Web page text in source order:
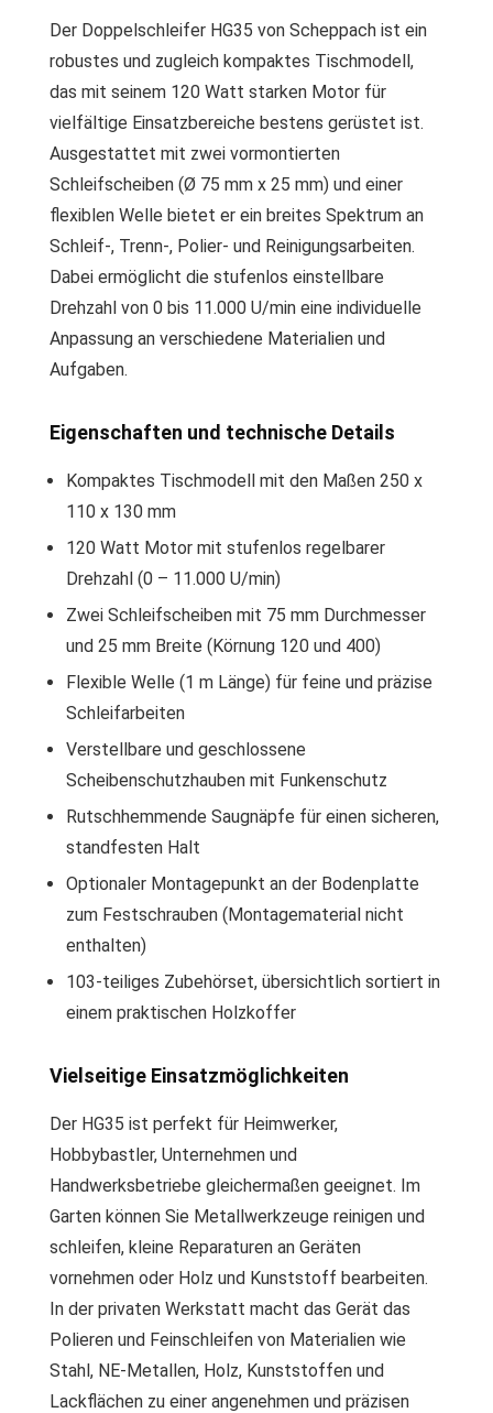
Der Doppelschleifer HG35 von Scheppach ist ein
robustes und zugleich kompaktes Tischmodell,
das mit seinem 120 Watt starken Motor für
vielfältige Einsatzbereiche bestens gerüstet ist.
Ausgestattet mit zwei vormontierten
Schleifscheiben (Ø 75 mm x 25 mm) und einer
flexiblen Welle bietet er ein breites Spektrum an
Schleif-, Trenn-, Polier- und Reinigungsarbeiten.
Dabei ermöglicht die stufenlos einstellbare
Drehzahl von 0 bis 11.000 U/min eine individuelle
Anpassung an verschiedene Materialien und
Aufgaben.
Eigenschaften und technische Details
Kompaktes Tischmodell mit den Maßen 250 x
110 x 130 mm
120 Watt Motor mit stufenlos regelbarer
Drehzahl (0 – 11.000 U/min)
Zwei Schleifscheiben mit 75 mm Durchmesser
und 25 mm Breite (Körnung 120 und 400)
Flexible Welle (1 m Länge) für feine und präzise
Schleifarbeiten
Verstellbare und geschlossene
Scheibenschutzhauben mit Funkenschutz
Rutschhemmende Saugnäpfe für einen sicheren,
standfesten Halt
Optionaler Montagepunkt an der Bodenplatte
zum Festschrauben (Montagematerial nicht
enthalten)
103-teiliges Zubehörset, übersichtlich sortiert in
einem praktischen Holzkoffer
Vielseitige Einsatzmöglichkeiten
Der HG35 ist perfekt für Heimwerker,
Hobbybastler, Unternehmen und
Handwerksbetriebe gleichermaßen geeignet. Im
Garten können Sie Metallwerkzeuge reinigen und
schleifen, kleine Reparaturen an Geräten
vornehmen oder Holz und Kunststoff bearbeiten.
In der privaten Werkstatt macht das Gerät das
Polieren und Feinschleifen von Materialien wie
Stahl, NE-Metallen, Holz, Kunststoffen und
Lackflächen zu einer angenehmen und präzisen